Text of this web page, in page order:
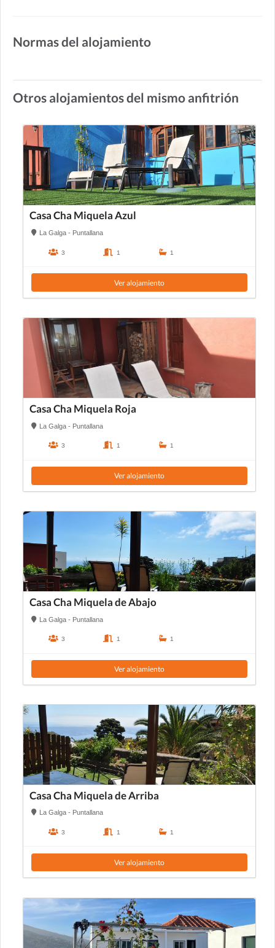
Normas del alojamiento
Otros alojamientos del mismo anfitrión
Casa Cha Miquela Azul
La Galga - Puntallana
3 1 1
Ver alojamiento
Casa Cha Miquela Roja
La Galga - Puntallana
3 1 1
Ver alojamiento
Casa Cha Miquela de Abajo
La Galga - Puntallana
3 1 1
Ver alojamiento
Casa Cha Miquela de Arriba
La Galga - Puntallana
3 1 1
Ver alojamiento